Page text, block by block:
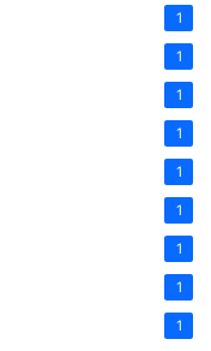
1
1
1
1
1
1
1
1
1